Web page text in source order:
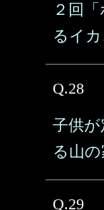
２回
るイ
Q.28
子供が
る山
Q.29